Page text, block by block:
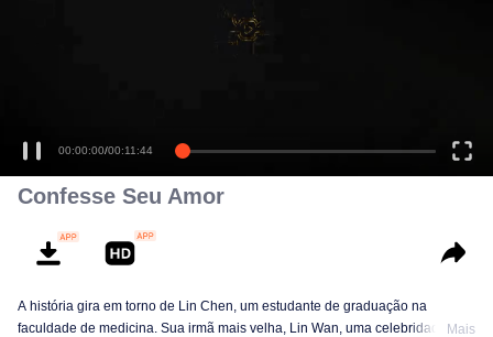
00:00:00/00:11:44
Confesse Seu Amor
A história gira em torno de Lin Chen, um estudante de graduação na
faculdade de medicina. Sua irmã mais velha, Lin Wan, uma celebridade daMais